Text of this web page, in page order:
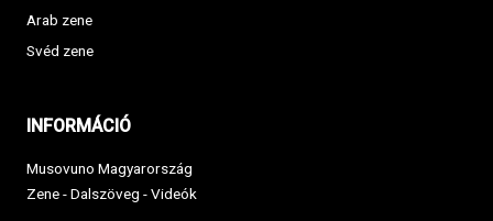
Arab zene
Svéd zene
INFORMÁCIÓ
Musovuno Magyarország
Zene - Dalszöveg - Videók